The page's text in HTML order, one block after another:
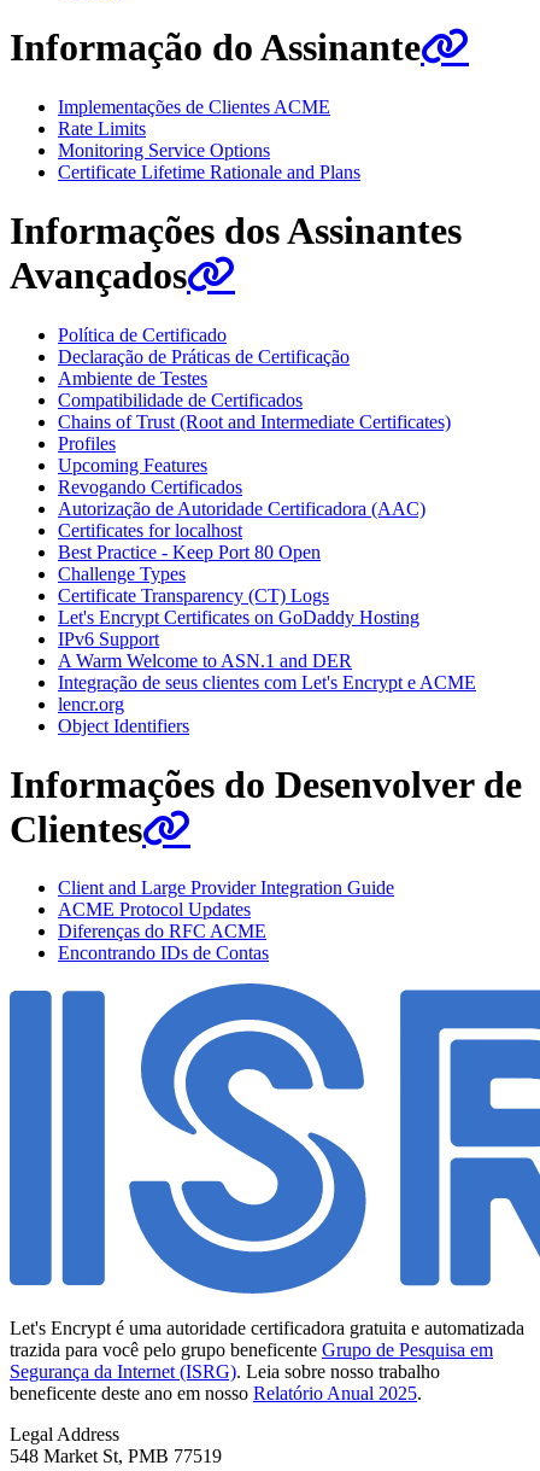
Informação do Assinante
Implementações de Clientes ACME
Rate Limits
Monitoring Service Options
Certificate Lifetime Rationale and Plans
Informações dos Assinantes
Avançados
Política de Certificado
Declaração de Práticas de Certificação
Ambiente de Testes
Compatibilidade de Certificados
Chains of Trust (Root and Intermediate Certificates)
Profiles
Upcoming Features
Revogando Certificados
Autorização de Autoridade Certificadora (AAC)
Certificates for localhost
Best Practice - Keep Port 80 Open
Challenge Types
Certificate Transparency (CT) Logs
Let's Encrypt Certificates on GoDaddy Hosting
IPv6 Support
A Warm Welcome to ASN.1 and DER
Integração de seus clientes com Let's Encrypt e ACME
lencr.org
Object Identifiers
Informações do Desenvolver de
Clientes
Client and Large Provider Integration Guide
ACME Protocol Updates
Diferenças do RFC ACME
Encontrando IDs de Contas
Let's Encrypt é uma autoridade certificadora gratuita e automatizada
trazida para você pelo grupo beneficente Grupo de Pesquisa em
Segurança da Internet (ISRG). Leia sobre nosso trabalho
beneficente deste ano em nosso Relatório Anual 2025.
Legal Address
548 Market St, PMB 77519